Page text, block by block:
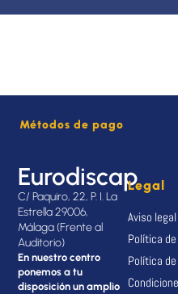
Métodos de pago
Eurodiscap
C/ Paquiro, 22, P. I. La
Estrella 29006,
Málaga (Frente al
Auditorio)
En nuestro centro
ponemos a tu
disposición un amplio
Legal
Aviso legal
Política
Política